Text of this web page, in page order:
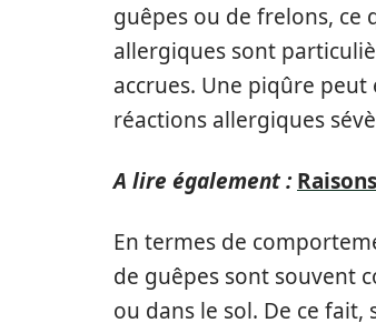
guêpes ou de frelons, ce
allergiques sont
accrues. Une piqûre
réactions allergiques
A lire également :
En termes de
de guêpes sont souvent
ou dans le sol. De ce